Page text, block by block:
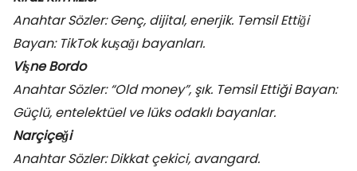
Anahtar Sözler: Genç, dijital, enerjik. Temsil Ettiği
Bayan: TikTok kuşağı bayanları.
Vişne Bordo
Anahtar Sözler: “Old money”, şık. Temsil Ettiği Bayan:
Güçlü, entelektüel ve lüks odaklı bayanlar.
Narçiçeği
Anahtar Sözler: Dikkat çekici, avangard.